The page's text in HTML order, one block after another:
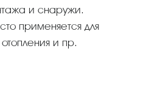
и снаружи.
применяется для
и пр.